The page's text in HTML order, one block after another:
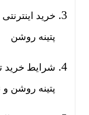
پتینه روشن
پتینه روشن